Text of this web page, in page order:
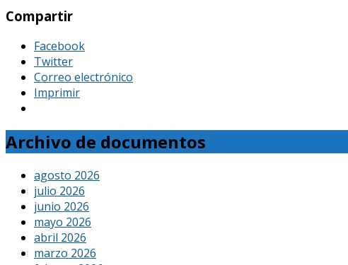
Compartir
Facebook
Twitter
Correo electrónico
Imprimir
Archivo de documentos
agosto 2026
julio 2026
junio 2026
mayo 2026
abril 2026
marzo 2026